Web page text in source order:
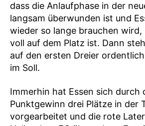
dass die Anlaufphase in der
langsam überwunden ist und
wieder so lange brauchen wird,
voll auf dem Platz ist. Dann
auf den ersten Dreier
im Soll.
Immerhin hat Essen sich durch
Punktgewinn drei Plätze in der
vorgearbeitet und die rote